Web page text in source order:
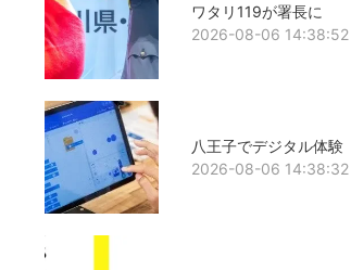
ワタリ119が署長に
2026-08-06 14:38:52
八王子でデジタル体験
2026-08-06 14:38:32